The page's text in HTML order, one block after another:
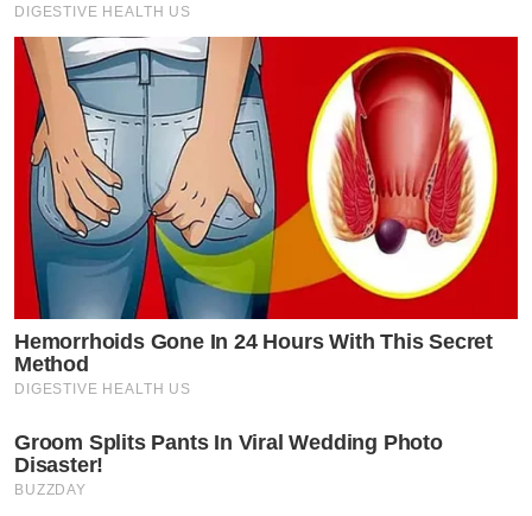
DIGESTIVE HEALTH US
Hemorrhoids Gone In 24 Hours With This Secret
Method
DIGESTIVE HEALTH US
Groom Splits Pants In Viral Wedding Photo
Disaster!
BUZZDAY